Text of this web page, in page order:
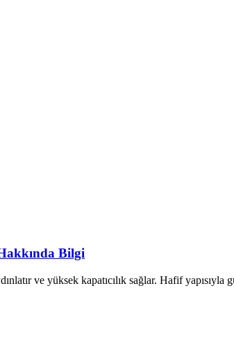
Bilgi
ve yüksek kapatıcılık sağlar. Hafif yapısıyla